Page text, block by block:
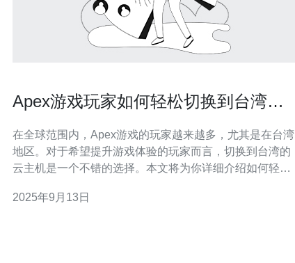
Apex游戏玩家如何轻松切换到台湾服
在全球范围内，Apex游戏的玩家越来越多，尤其是在台湾
地区。对于希望提升游戏体验的玩家而言，切换到台湾的
云主机是一个不错的选择。本文将为你详细介绍如何轻松
供商，以确保你在游戏中获得最佳的网络性能与稳定性。
2025年9月13日